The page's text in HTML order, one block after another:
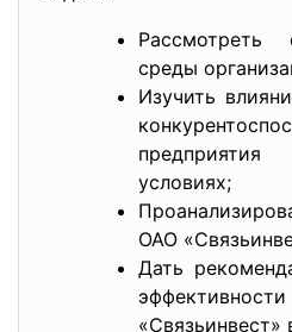
Рассмотреть
среды
Изучить
условиях;
ОАО
Дать
«Связьинвест»